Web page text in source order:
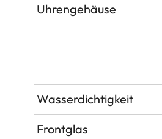
Uhrengehäuse
Wasserdichtigkeit
Frontglas